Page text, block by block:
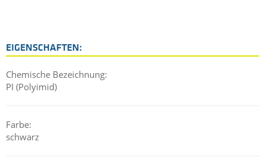
EIGENSCHAFTEN:
Chemische Bezeichnung:
PI (Polyimid)
Farbe:
schwarz